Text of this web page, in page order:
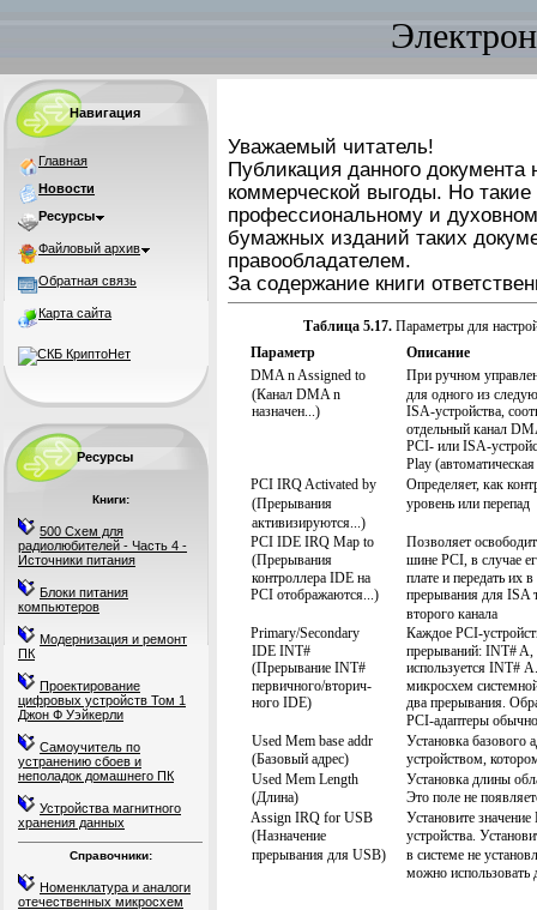
Навигация
Главная
Новости
Ресурсы
Файловый архив
Обратная связь
Карта сайта
Ресурсы
Книги:
500 Схем для
радиолюбителей - Часть 4 -
Источники питания
Блоки питания
компьютеров
Модернизация и ремонт
ПК
Проектирование
цифровых устройств Том 1
Джон Ф Уэйкерли
Самоучитель по
устранению сбоев и
неполадок домашнего ПК
Устройства магнитного
хранения данных
Справочники:
Номенклатура и аналоги
отечественных микросхем
Уважаемый читатель!
Публикация данного документа
коммерческой выгоды. Но
профессиональному и
бумажных изданий таких
правообладателем.
За содержание книги
Таблица 5.17. Параметры для
Параметр
Описание
DMA n Assigned to
При ручном
(Канал DMA n
для одного из
назначен...)
ISA-устройства,
отдельный канал
PCI- или ISA-
Play
PCI IRQ Activated by
Определяет, как
(Прерывания
уровень или перепад
активизируются...)
PCI IDE IRQ Map to
Позволяет
(Прерывания
шине PCI, в случае
контроллера IDE на
плате и передать их
PCI отображаются...)
прерывания для ISA
второго канала
Primary/Secondary
Каждое PCI-
IDE INT#
прерываний: INT#
(Прерывание INT#
используется INT#
первичного/вторич-
микросхем
ного IDE)
два прерывания.
PCI-адаптеры
Used Mem base addr
Установка базового
(Базовый адрес)
устройством,
Used Mem Length
Установка длины
(Длина)
Это поле не
Assign IRQ for USB
Установите
(Назначение
устройства.
прерывания для USB)
в системе не
можно использовать